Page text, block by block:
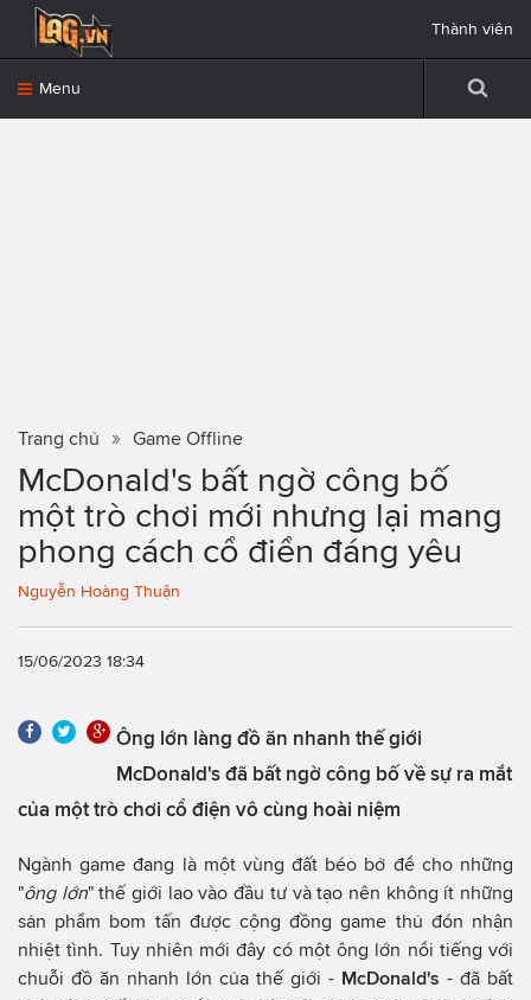
Menu
Thành viên
Trang chủ Game Offline
McDonald's bất ngờ công bố
một trò chơi mới nhưng lại mang
phong cách cổ điển đáng yêu
Nguyễn Hoàng Thuận
15/06/2023 18:34
Ông lớn làng đồ ăn nhanh thế giới
McDonald's đã bất ngờ công bố về sự ra mắt
của một trò chơi cổ điện vô cùng hoài niệm
Ngành game đang là một vùng đất béo bở để cho những
"ông lớn" thế giới lao vào đầu tư và tạo nên không ít những
sản phẩm bom tấn được cộng đồng game thủ đón nhận
nhiệt tình. Tuy nhiên mới đây có một ông lớn nổi tiếng với
chuỗi đồ ăn nhanh lớn của thế giới - McDonald's - đã bất